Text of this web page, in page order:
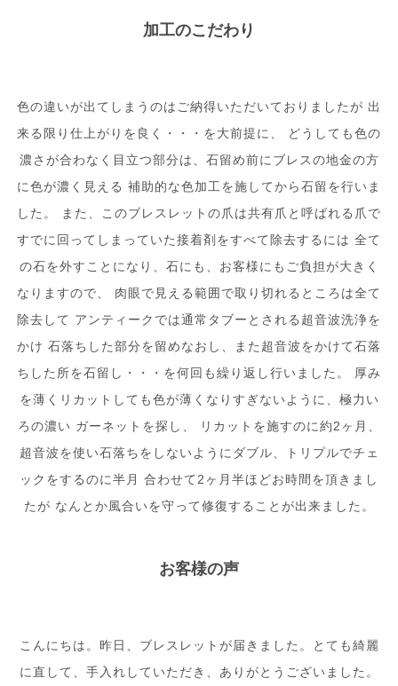
加工のこだわり
色の違いが出てしまうのはご納得いただいておりましたが 出
来る限り仕上がりを良く・・・を大前提に、 どうしても色の
濃さが合わなく目立つ部分は、石留め前にブレスの地金の方
に色が濃く見える 補助的な色加工を施してから石留を行いま
した。 また、このブレスレットの爪は共有爪と呼ばれる爪で
すでに回ってしまっていた接着剤をすべて除去するには 全て
の石を外すことになり、石にも、お客様にもご負担が大きく
なりますので、 肉眼で見える範囲で取り切れるところは全て
除去して アンティークでは通常タブーとされる超音波洗浄を
かけ 石落ちした部分を留めなおし、また超音波をかけて石落
ちした所を石留し・・・を何回も繰り返し行いました。 厚み
を薄くリカットしても色が薄くなりすぎないように、極力い
ろの濃い ガーネットを探し、 リカットを施すのに約2ヶ月、
超音波を使い石落ちをしないようにダブル、トリプルでチェ
ックをするのに半月 合わせて2ヶ月半ほどお時間を頂きまし
たが なんとか風合いを守って修復することが出来ました。
お客様の声
こんにちは。昨日、ブレスレットが届きました。とても綺麗
に直して、手入れしていただき、ありがとうございました。